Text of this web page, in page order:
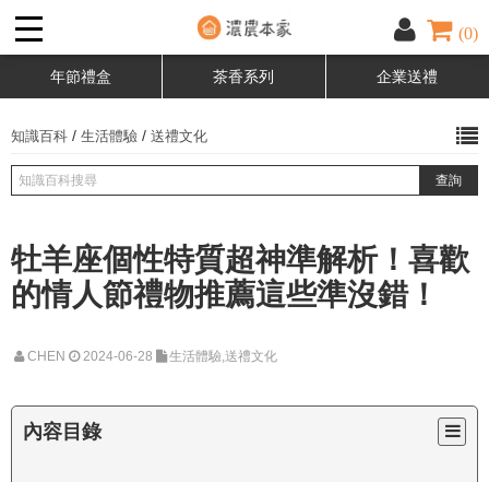
(0)
年節禮盒 茶香系列 企業送禮
知識百科 / 生活體驗 / 送禮文化
牡羊座個性特質超神準解析！喜歡
的情人節禮物推薦這些準沒錯！
CHEN 2024-06-28 生活體驗,送禮文化
內容目錄